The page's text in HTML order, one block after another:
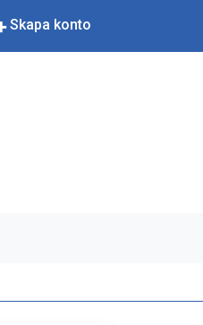
Skapa konto